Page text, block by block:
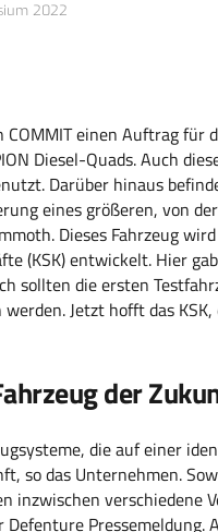
2022
einen Auftrag
Diesel-Quads. Auch
Darüber hinaus
eines größeren, von
Dieses Fahrzeug
(KSK) entwickelt. Hier
sollten die ersten
werden. Jetzt hofft das
der
die auf einer
so das Unternehmen.
inzwischen verschiedene
Pressemeldung.